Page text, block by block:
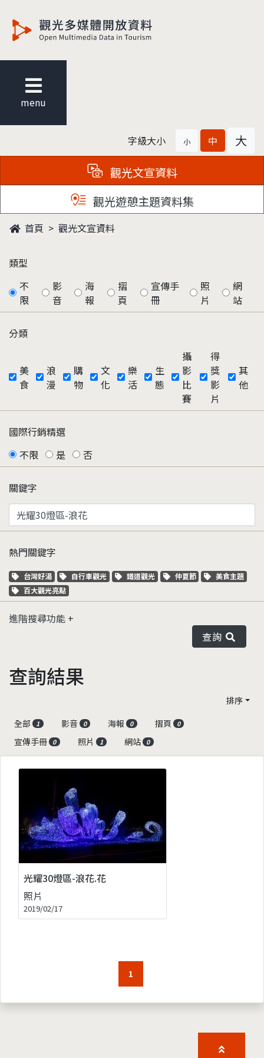
menu
字級大小 小 中 大
觀光文宣資料
觀光遊憩主題資料集
首頁 觀光文宣資料
類型
不
限
影
音
海
報
摺
頁
宣傳手
冊
照
片
網
站
分類
美
食
浪
漫
購
物
文
化
樂
活
生
態
攝
影
比
賽
得
獎
影
片
其
他
國際行銷精選
不限
是 否
關鍵字
熱門關鍵字
關鍵字標籤
台灣好湯 關鍵字標籤
自行車觀光 關鍵字標籤
鐵道觀光 關鍵字標籤
仲夏節 關鍵字標籤
美食主題
關鍵字標籤
百大觀光亮點
進階搜尋功能
查詢
查詢結果
排序
全部
1 影音 0 海報 0 摺頁 0
宣傳手冊 0 照片 1 網站 0
光耀30燈區-浪花.花
照片
2019/02/17
1